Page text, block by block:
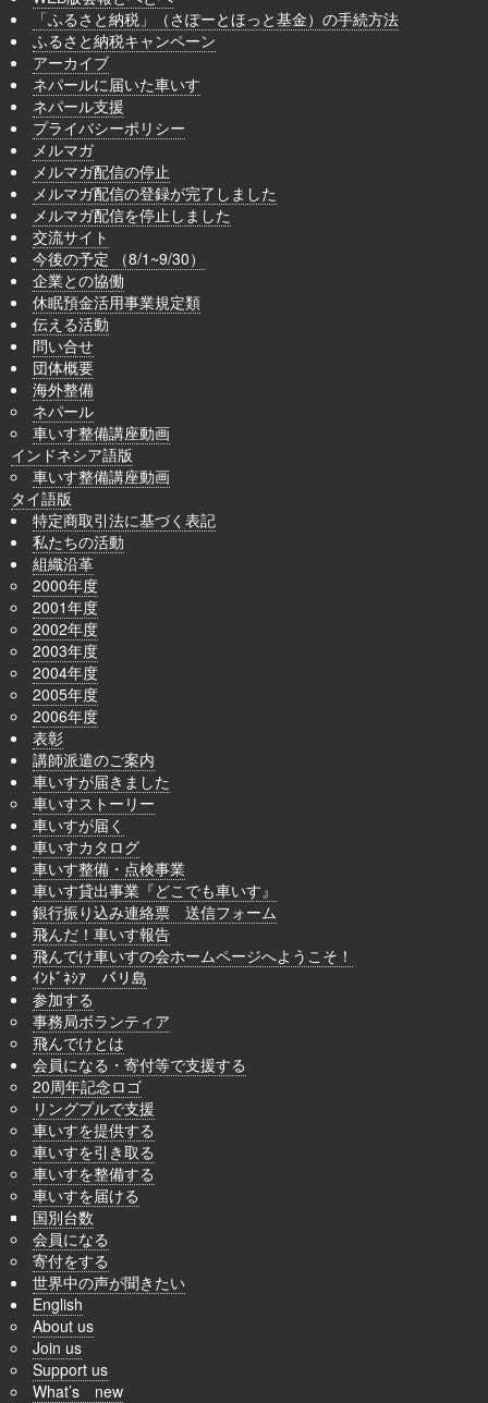
「ふるさと納税」（さぽーとほっと基金）の手続方法
ふるさと納税キャンペーン
アーカイブ
ネパールに届いた車いす
ネパール支援
プライバシーポリシー
メルマガ
メルマガ配信の停止
メルマガ配信の登録が完了しました
メルマガ配信を停止しました
交流サイト
今後の予定 （8/1~9/30）
企業との協働
休眠預金活用事業規定類
伝える活動
問い合せ
団体概要
海外整備
ネパール
車いす整備講座動画
インドネシア語版
車いす整備講座動画
タイ語版
特定商取引法に基づく表記
私たちの活動
組織沿革
2000年度
2001年度
2002年度
2003年度
2004年度
2005年度
2006年度
表彰
講師派遣のご案内
車いすが届きました
車いすストーリー
車いすが届く
車いすカタログ
車いす整備・点検事業
車いす貸出事業『どこでも車いす』
銀行振り込み連絡票 送信フォーム
飛んだ！車いす報告
飛んでけ車いすの会ホームページへようこそ！
ｲﾝﾄﾞﾈｼｱ バリ島
参加する
事務局ボランティア
飛んでけとは
会員になる・寄付等で支援する
20周年記念ロゴ
リングプルで支援
車いすを提供する
車いすを引き取る
車いすを整備する
車いすを届ける
国別台数
会員になる
寄付をする
世界中の声が聞きたい
English
About us
Join us
Support us
What’s new